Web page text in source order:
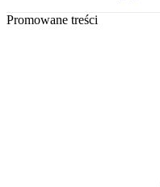
Promowane treści